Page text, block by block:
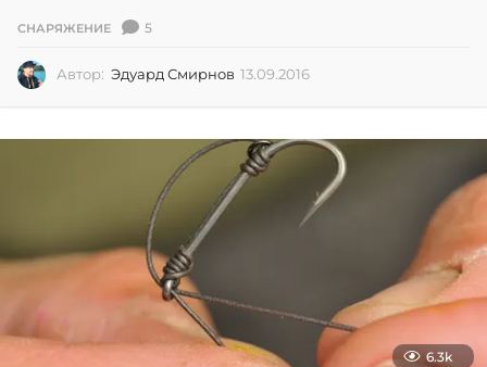
СНАРЯЖЕНИЕ 5
Автор: Эдуард Смирнов 13.09.2016
0
2
0
6.3k